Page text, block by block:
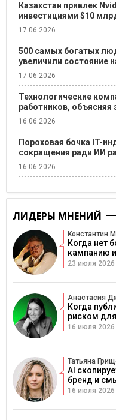
Казахстан привлек
инвестициями $10
17.06.2026
500 самых богатых
увеличили состояние
17.06.2026
Технологические
работников, объясняя
16.06.2026
Пороховая бочка IT-
сокращения ради ИИ
16.06.2026
ЛИДЕРЫ МНЕНИЙ
Константин
Когда нет
кампанию
23 июля 2026
Анастасия
Когда
риском
16 июля 2026
Татьяна
AI
бренд и
16 июля 2026